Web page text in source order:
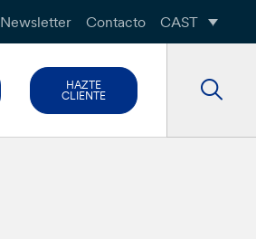
Newsletter Contacto CAST
HAZTE
CLIENTE